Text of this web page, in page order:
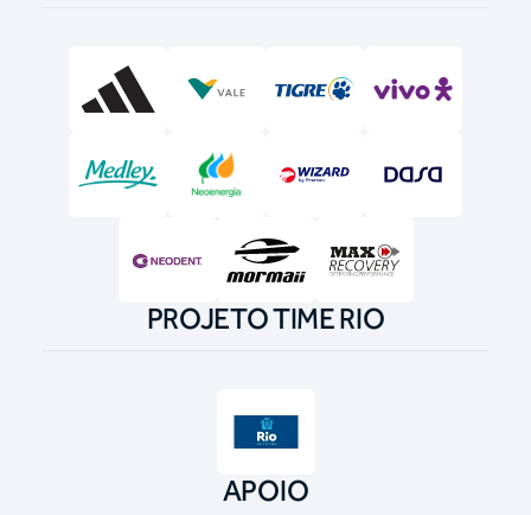
PROJETO TIME RIO
APOIO